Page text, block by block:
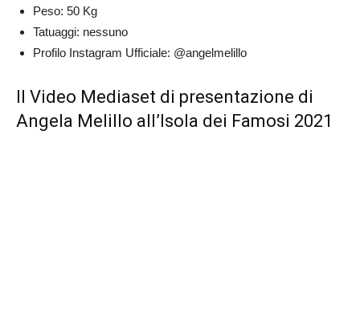
Peso: 50 Kg
Tatuaggi: nessuno
Profilo Instagram Ufficiale: @angelmelillo
Il Video Mediaset di presentazione di
Angela Melillo all’Isola dei Famosi 2021